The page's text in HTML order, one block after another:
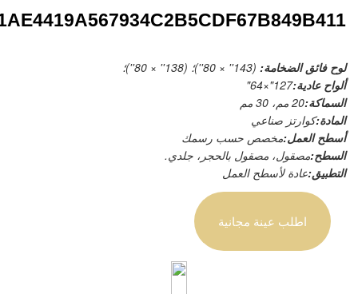
لوح فائق الضخامة: (143'' × 80'')؛ (138'' × 80'')؛
ألواح عادية:127"×64"
السماكة:20 مم، 30 مم
المادة:كوارتز صناعي
أسطح العمل:مخصص حسب رسمك
السطح:مصقول، مصقول بالحجر، جلدي.
التطبيق:عادة لأسطح العمل
اطلب عينة مجانية